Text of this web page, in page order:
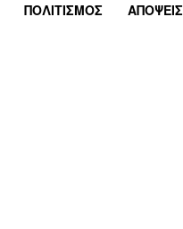
ΠΟΛΙΤΙΣΜΟΣ ΑΠΟΨΕΙΣ